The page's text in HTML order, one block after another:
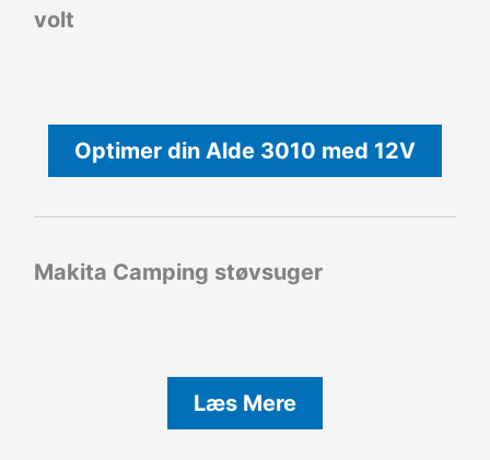
volt
Optimer din Alde 3010 med 12V
Makita Camping støvsuger
Læs Mere